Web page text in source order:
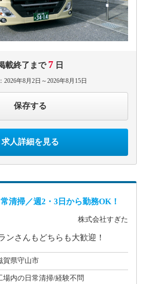
載終了まで 7 日
2026年8月2日～2026年8月15日
保存する
求人詳細を見る
清掃／週2・3日から勤務OK！
株式会社すぎた
ンさんもどちらも大歓迎！
賀県守山市
場内の日常清掃/経験不問